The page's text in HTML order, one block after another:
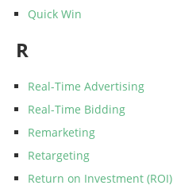
Quick Win
R
Real-Time Advertising
Real-Time Bidding
Remarketing
Retargeting
Return on Investment (ROI)